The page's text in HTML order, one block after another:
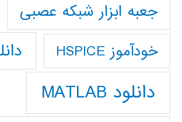
جعبه ابزار شبکه عصبی
خودآموز HSPICE
دانلود MATLAB